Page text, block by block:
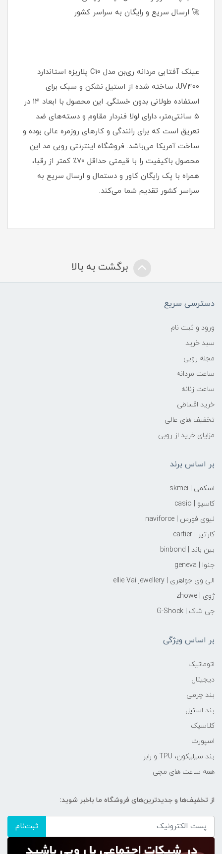
🚀 ارسال سریع و رایگان به سراسر کشور
عینک آفتابی مردانه ری‌بن مدل C10 پلاریزه استاندارد
UV400، ساخته شده از استیل نشکن و سبک برای
استفاده طولانی بدون خستگی. این محصول با ابعاد ۱۴ در
۵ سانتی‌متر، دارای لولا فنردار مقاوم و دسته‌های ضد
تعریق است که برای رانندگی و کارهای روزمره عالی بوده و
ساخت آمریکا می‌باشد. فروشگاه اینترنتی روبی مد این
محصول باکیفیت را با قیمتی حداقل ۷۰٪ کمتر از رقبا،
همراه با پک رایگان کاور و دستمال و ارسال سریع به
سراسر کشور تقدیم شما می‌کند.
برگشت به بالا
دسترسی سریع
ورود و ثبت نام
سبد خرید
مجله روبی
ساعت مردانه
ساعت زنانه
خرید اقساطی
تخفیف های عالی
مزایای خرید از روبی
بر اساس برند
اسکمی | skmei
کاسیو | casio
نیوی فورس | naviforce
کارتیر | cartier
بین باند | binbond
جنوا | geneva
الی وی جواهری | ellie Vai‌ jewellery
ژوی | zhowe
جی شاک | G-Shock
بر اساس ویژگی
اتوماتیک
دیجیتال
بند چرمی
بند استیل
کلاسیک
اسپورت
بند سیلیکون، TPU و رابر
همه ساعت های مچی
از تخفیف‌ها و جدیدترین‌های فروشگاه ما باخبر شوید:
ثبت‌نام